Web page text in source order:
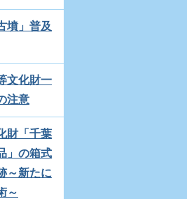
墳」普及
文化財一
注意
財「千葉
」の箱式
～新たに
～